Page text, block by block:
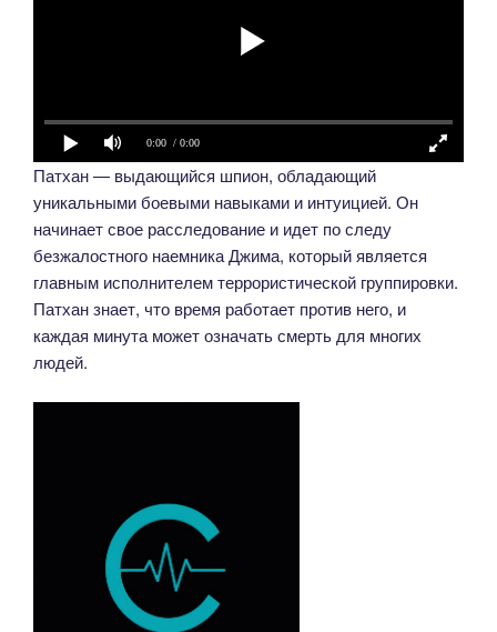
0:00 / 0:00
Патхан — выдающийся шпион, обладающий
уникальными боевыми навыками и интуицией. Он
начинает свое расследование и идет по следу
безжалостного наемника Джима, который является
главным исполнителем террористической группировки.
Патхан знает, что время работает против него, и
каждая минута может означать смерть для многих
людей.